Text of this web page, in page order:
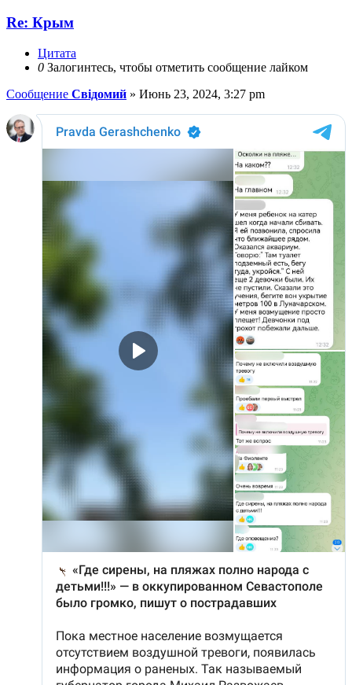
Re: Крым
Цитата
0 Залогинтесь, чтобы отметить сообщение лайком
Сообщение Свідомий » Июнь 23, 2024, 3:27 pm